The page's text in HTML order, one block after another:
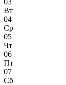
Вт
04
Ср
05
Чт
06
Пт
07
Сб